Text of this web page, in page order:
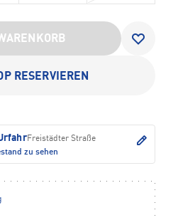
RESERVIEREN
Freistädter Straße
zu sehen